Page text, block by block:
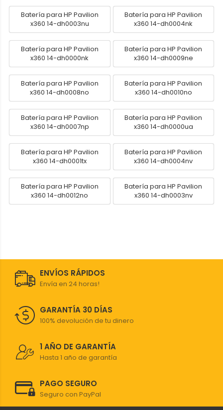
Batería para HP Pavilion
x360 14-dh0003nu
Batería para HP Pavilion
x360 14-dh0004nk
Batería para HP Pavilion
x360 14-dh0000nk
Batería para HP Pavilion
x360 14-dh0009ne
Batería para HP Pavilion
x360 14-dh0008no
Batería para HP Pavilion
x360 14-dh0010no
Batería para HP Pavilion
x360 14-dh0007np
Batería para HP Pavilion
x360 14-dh0000ua
Batería para HP Pavilion
x360 14-dh0001tx
Batería para HP Pavilion
x360 14-dh0004nv
Batería para HP Pavilion
x360 14-dh0012no
Batería para HP Pavilion
x360 14-dh0003nv
ENVÍOS RÁPIDOS
Envía en 24 horas!
GARANTÍA 30 DÍAS
100% devolución de tu dinero
1 AÑO DE GARANTÍA
Hasta 1 año de garantía
PAGO SEGURO
Seguro con PayPal